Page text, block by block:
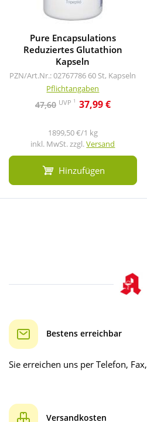
Pure Encapsulations
Reduziertes Glutathion
Kapseln
PZN/Art.Nr.: 02767786 60 St, Kapseln
Pflichtangaben
47,60 UVP 1 37,99 €
1899,50 €/1 kg
inkl. MwSt. zzgl.Versand
Hinzufügen
Bestens erreichbar
Sie erreichen uns per Telefon,
Versandkosten